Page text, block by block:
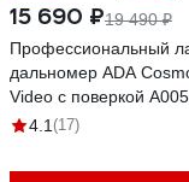
15 690 ₽19 490 ₽
Профессиональный
дальномер ADA
Video с поверкой
4.1 (17)